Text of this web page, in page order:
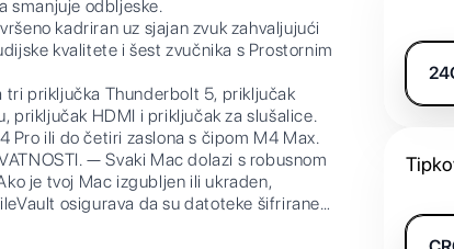
smanjuje odbljeske.
kadriran uz sjajan zvuk zahvaljujući
kvalitete i šest zvučnika s Prostornim
tri priključka Thunderbolt 5, priključak
priključak HDMI i priključak za slušalice.
Pro ili do četiri zaslona s čipom M4 Max.
— Svaki Mac dolazi s robusnom
je tvoj Mac izgubljen ili ukraden,
osigurava da su datoteke šifrirane
ažuriranja štite tvoj Mac.